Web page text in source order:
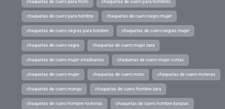
chaquetas de cuero para moto chaquetas de cuero para hombres
chaquetas de cuero para hombre chaquetas de cuero negro mujer
chaquetas de cuero negras para hombre chaquetas de cuero negras mujer
chaquetas de cuero negra chaquetas de cuero mujer zara
chaquetas de cuero mujer stradivarius chaquetas de cuero mujer cortas
chaquetas de cuero mujer chaquetas de cuero moto chaquetas de cuero moteras
chaquetas de cuero mango chaquetas de cuero hombre zara
chaquetas de cuero hombre rockeras chaquetas de cuero hombre baratas